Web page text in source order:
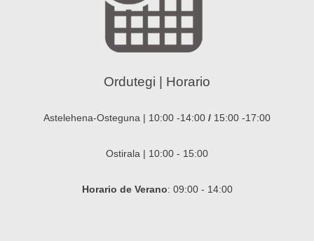
Ordutegi | Horario
Astelehena-Osteguna | 10:00 -14:00 / 15:00 -17:00
Ostirala | 10:00 - 15:00
Horario de Verano: 09:00 - 14:00